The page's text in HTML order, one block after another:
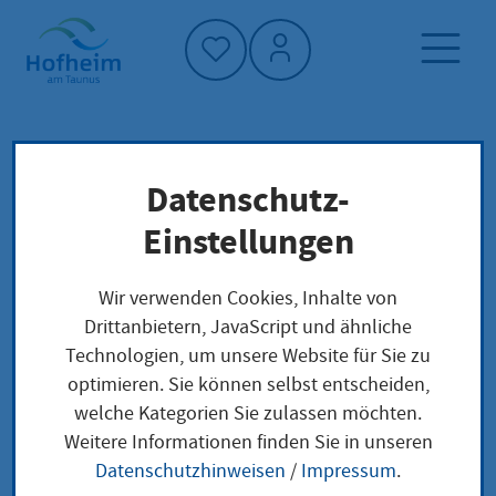
Startseite"
Dienstleistung-Finder
Lokale Anliegen
Reisegewerbekarte verlängern lassen
Reisegewerbekarte
verlängern lassen
Datenschutz-
Einstellungen
Wir verwenden Cookies, Inhalte von
Drittanbietern, JavaScript und ähnliche
Technologien, um unsere Website für Sie zu
optimieren. Sie können selbst entscheiden,
welche Kategorien Sie zulassen möchten.
Weitere Informationen finden Sie in unseren
Datenschutzhinweisen / Impressum.